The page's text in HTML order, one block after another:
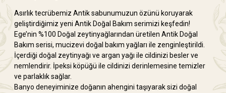
Asırlık tecrübemiz Antik sabunumuzun özünü koruyarak
geliştirdiğimiz yeni Antik Doğal Bakım serimizi keşfedin!
Ege’nin %100 Doğal zeytinyağlarından üretilen Antik Doğal
Bakım serisi, mucizevi doğal bakım yağları ile zenginleştirildi.
İçerdiği doğal zeytinyağı ve argan yağı ile cildinizi besler ve
nemlendirir. İpeksi köpüğü ile cildinizi derinlemesine temizler
ve parlaklık sağlar.
Banyo deneyiminize doğanın ahengini taşıyarak sizi doğal